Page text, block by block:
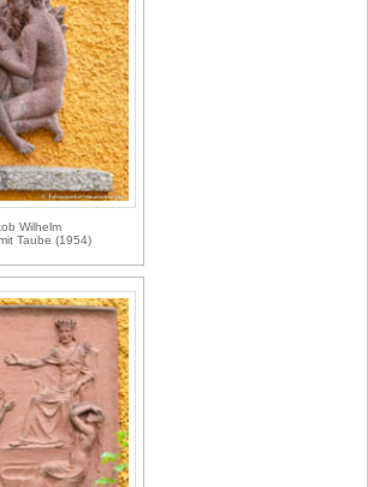
Wilhelm
Taube (1954)